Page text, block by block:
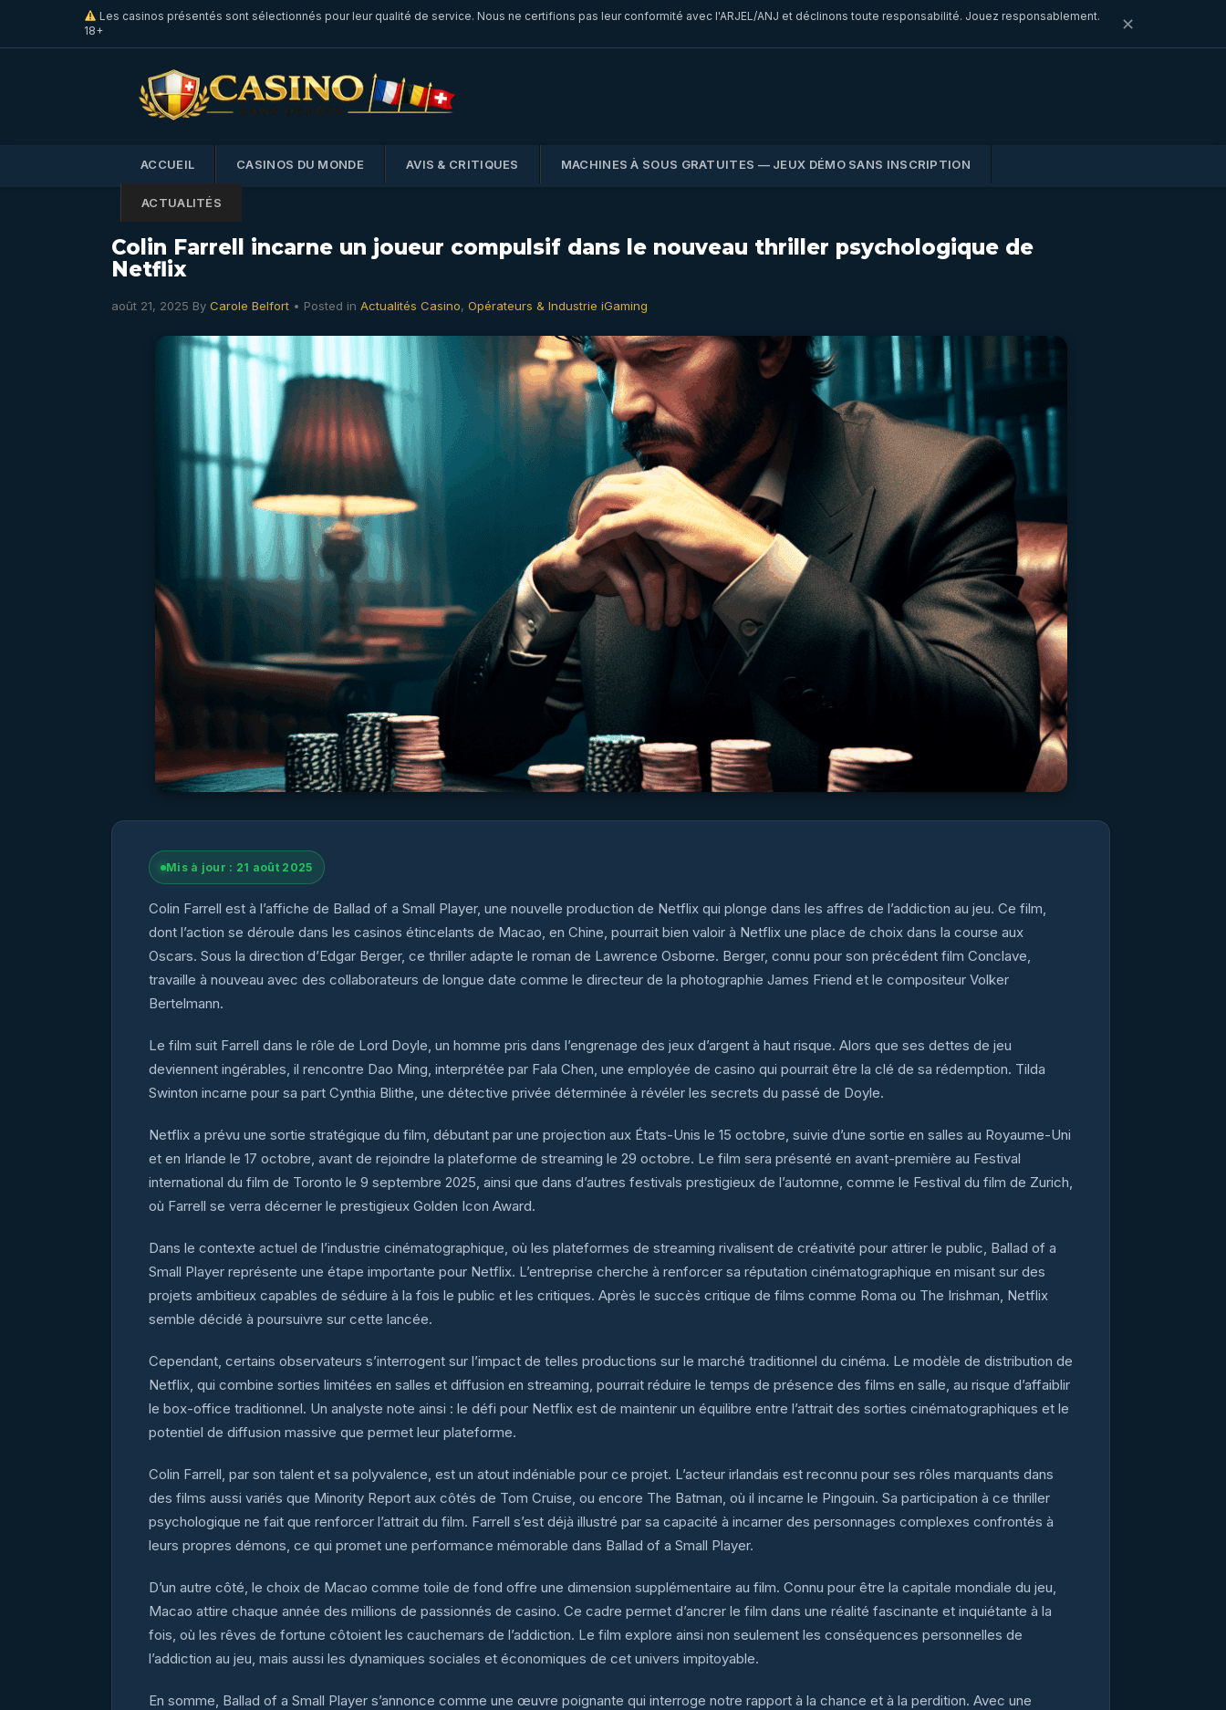
Les casinos présentés sont sélectionnés pour leur qualité de service. Nous ne certifions pas leur conformité avec l'ARJEL/ANJ et déclinons toute responsabilité. Jouez responsablement.
18+
✕
ACCUEIL CASINOS DU MONDE AVIS & CRITIQUES MACHINES À SOUS GRATUITES — JEUX DÉMO SANS INSCRIPTION
ACTUALITÉS
Colin Farrell incarne un joueur compulsif dans le nouveau thriller psychologique de
Netflix
août 21, 2025 By Carole Belfort • Posted in Actualités Casino, Opérateurs & Industrie iGaming
Mis à jour : 21 août 2025
Colin Farrell est à l’affiche de Ballad of a Small Player, une nouvelle production de Netflix qui plonge dans les affres de l’addiction au jeu. Ce film,
dont l’action se déroule dans les casinos étincelants de Macao, en Chine, pourrait bien valoir à Netflix une place de choix dans la course aux
Oscars. Sous la direction d’Edgar Berger, ce thriller adapte le roman de Lawrence Osborne. Berger, connu pour son précédent film Conclave,
travaille à nouveau avec des collaborateurs de longue date comme le directeur de la photographie James Friend et le compositeur Volker
Bertelmann.
Le film suit Farrell dans le rôle de Lord Doyle, un homme pris dans l’engrenage des jeux d’argent à haut risque. Alors que ses dettes de jeu
deviennent ingérables, il rencontre Dao Ming, interprétée par Fala Chen, une employée de casino qui pourrait être la clé de sa rédemption. Tilda
Swinton incarne pour sa part Cynthia Blithe, une détective privée déterminée à révéler les secrets du passé de Doyle.
Netflix a prévu une sortie stratégique du film, débutant par une projection aux États-Unis le 15 octobre, suivie d’une sortie en salles au Royaume-Uni
et en Irlande le 17 octobre, avant de rejoindre la plateforme de streaming le 29 octobre. Le film sera présenté en avant-première au Festival
international du film de Toronto le 9 septembre 2025, ainsi que dans d’autres festivals prestigieux de l’automne, comme le Festival du film de Zurich,
où Farrell se verra décerner le prestigieux Golden Icon Award.
Dans le contexte actuel de l’industrie cinématographique, où les plateformes de streaming rivalisent de créativité pour attirer le public, Ballad of a
Small Player représente une étape importante pour Netflix. L’entreprise cherche à renforcer sa réputation cinématographique en misant sur des
projets ambitieux capables de séduire à la fois le public et les critiques. Après le succès critique de films comme Roma ou The Irishman, Netflix
semble décidé à poursuivre sur cette lancée.
Cependant, certains observateurs s’interrogent sur l’impact de telles productions sur le marché traditionnel du cinéma. Le modèle de distribution de
Netflix, qui combine sorties limitées en salles et diffusion en streaming, pourrait réduire le temps de présence des films en salle, au risque d’affaiblir
le box-office traditionnel. Un analyste note ainsi : le défi pour Netflix est de maintenir un équilibre entre l’attrait des sorties cinématographiques et le
potentiel de diffusion massive que permet leur plateforme.
Colin Farrell, par son talent et sa polyvalence, est un atout indéniable pour ce projet. L’acteur irlandais est reconnu pour ses rôles marquants dans
des films aussi variés que Minority Report aux côtés de Tom Cruise, ou encore The Batman, où il incarne le Pingouin. Sa participation à ce thriller
psychologique ne fait que renforcer l’attrait du film. Farrell s’est déjà illustré par sa capacité à incarner des personnages complexes confrontés à
leurs propres démons, ce qui promet une performance mémorable dans Ballad of a Small Player.
D’un autre côté, le choix de Macao comme toile de fond offre une dimension supplémentaire au film. Connu pour être la capitale mondiale du jeu,
Macao attire chaque année des millions de passionnés de casino. Ce cadre permet d’ancrer le film dans une réalité fascinante et inquiétante à la
fois, où les rêves de fortune côtoient les cauchemars de l’addiction. Le film explore ainsi non seulement les conséquences personnelles de
l’addiction au jeu, mais aussi les dynamiques sociales et économiques de cet univers impitoyable.
En somme, Ballad of a Small Player s’annonce comme une œuvre poignante qui interroge notre rapport à la chance et à la perdition. Avec une